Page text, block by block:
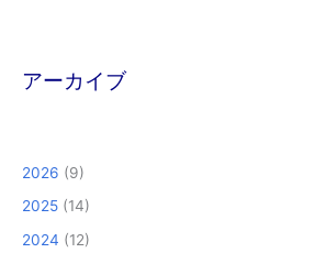
アーカイブ
2026 (9)
2025 (14)
2024 (12)